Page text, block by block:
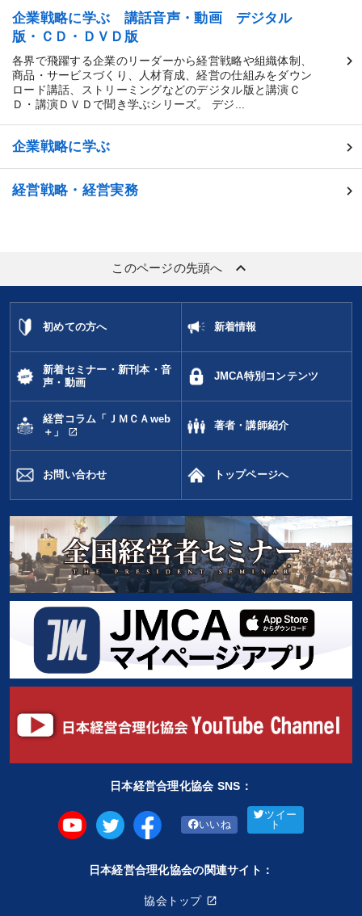
企業戦略に学ぶ 講話音声・動画 デジタル
版・ＣＤ・ＤＶＤ版
各界で飛躍する企業のリーダーから経営戦略や組織体制、
商品・サービスづくり、人材育成、経営の仕組みをダウン
ロード講話、ストリーミングなどのデジタル版と講演Ｃ
Ｄ・講演ＤＶＤで聞き学ぶシリーズ。 デジ...
企業戦略に学ぶ
経営戦略・経営実務
このページの先頭へ keyboard_arrow_up
初めての方へ 新着情報
新着セミナー・新刊本・音
声・動画
JMCA特別コンテンツ
経営コラム「ＪＭＣＡweb
＋」
open_in_new
著者・講師紹介
お問い合わせ トップページへ
日本経営合理化協会 SNS：
いいね
ツイー
ト
日本経営合理化協会の関連サイト：
協会トップ